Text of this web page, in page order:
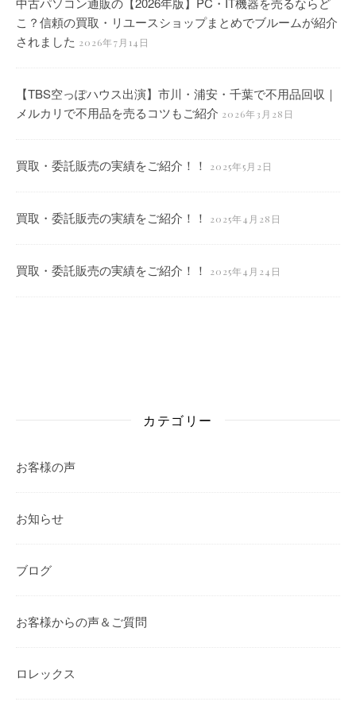
こ？信頼の買取・リユースショップまとめでブルームが紹介
されました 2026年7月14日
【TBS空っぽハウス出演】市川・浦安・千葉で不用品回収｜
メルカリで不用品を売るコツもご紹介 2026年3月28日
買取・委託販売の実績をご紹介！！ 2025年5月2日
買取・委託販売の実績をご紹介！！ 2025年4月28日
買取・委託販売の実績をご紹介！！ 2025年4月24日
カテゴリー
お客様の声
お知らせ
ブログ
お客様からの声＆ご質問
ロレックス